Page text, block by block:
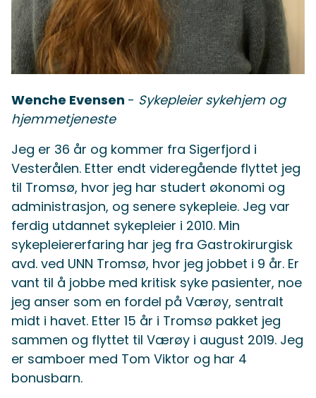
Wenche Evensen - Sykepleier sykehjem og
hjemmetjeneste
Jeg er 36 år og kommer fra Sigerfjord i
Vesterålen. Etter endt videregående flyttet jeg
til Tromsø, hvor jeg har studert økonomi og
administrasjon, og senere sykepleie. Jeg var
ferdig utdannet sykepleier i 2010. Min
sykepleiererfaring har jeg fra Gastrokirurgisk
avd. ved UNN Tromsø, hvor jeg jobbet i 9 år. Er
vant til å jobbe med kritisk syke pasienter, noe
jeg anser som en fordel på Værøy, sentralt
midt i havet. Etter 15 år i Tromsø pakket jeg
sammen og flyttet til Værøy i august 2019. Jeg
er samboer med Tom Viktor og har 4
bonusbarn.